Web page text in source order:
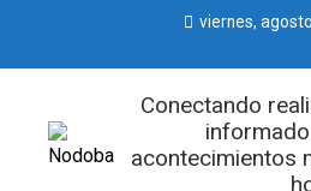
viernes,
Conectando
acontecimientos